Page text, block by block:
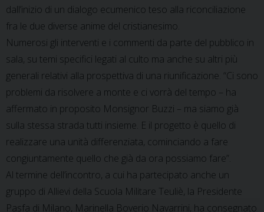
dall’inizio di un dialogo ecumenico teso alla riconciliazione
fra le due diverse anime del cristianesimo.
Numerosi gli interventi e i commenti da parte del pubblico in
sala, su temi specifici legati al culto ma anche su altri più
generali relativi alla prospettiva di una riunificazione. “Ci sono
problemi da risolvere a monte e ci vorrà del tempo – ha
affermato in proposito Monsignor Buzzi – ma siamo già
sulla stessa strada tutti insieme. E il progetto è quello di
realizzare una unità differenziata, cominciando a fare
congiuntamente quello che già da ora possiamo fare”.
Al termine dell’incontro, a cui ha partecipato anche un
gruppo di Allievi della Scuola Militare Teuliè, la Presidente
Pasfa di Milano, Marinella Boverio Navarrini, ha consegnato